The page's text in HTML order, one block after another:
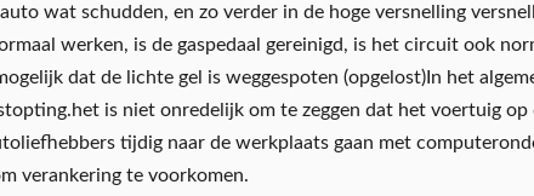
wat schudden, en zo verder in de hoge versnelling
werken, is de gaspedaal gereinigd, is het circuit ook
dat de lichte gel is weggespoten (opgelost)In het
is niet onredelijk om te zeggen dat het voertuig
tijdig naar de werkplaats gaan met
verankering te voorkomen.